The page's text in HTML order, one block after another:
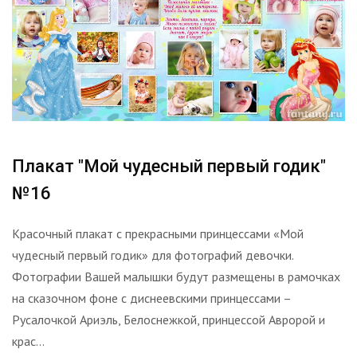
Плакат "Мой чудесный первый годик"
№16
Красочный плакат с прекрасными принцессами «Мой
чудесный первый годик» для фотографий девочки.
Фотографии Вашей малышки будут размещены в рамочках
на сказочном фоне с диснеевскими принцессами –
Русалочкой Ариэль, Белоснежкой, принцессой Авророй и
крас...